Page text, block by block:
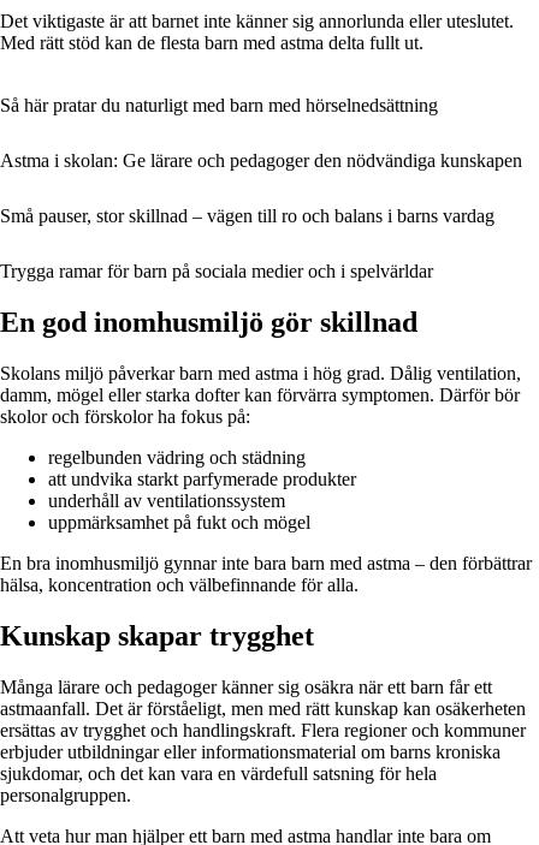
Det viktigaste är att barnet inte känner sig annorlunda eller uteslutet.
Med rätt stöd kan de flesta barn med astma delta fullt ut.
Så här pratar du naturligt med barn med hörselnedsättning
Astma i skolan: Ge lärare och pedagoger den nödvändiga kunskapen
Små pauser, stor skillnad – vägen till ro och balans i barns vardag
Trygga ramar för barn på sociala medier och i spelvärldar
En god inomhusmiljö gör skillnad
Skolans miljö påverkar barn med astma i hög grad. Dålig ventilation,
damm, mögel eller starka dofter kan förvärra symptomen. Därför bör
skolor och förskolor ha fokus på:
regelbunden vädring och städning
att undvika starkt parfymerade produkter
underhåll av ventilationssystem
uppmärksamhet på fukt och mögel
En bra inomhusmiljö gynnar inte bara barn med astma – den förbättrar
hälsa, koncentration och välbefinnande för alla.
Kunskap skapar trygghet
Många lärare och pedagoger känner sig osäkra när ett barn får ett
astmaanfall. Det är förståeligt, men med rätt kunskap kan osäkerheten
ersättas av trygghet och handlingskraft. Flera regioner och kommuner
erbjuder utbildningar eller informationsmaterial om barns kroniska
sjukdomar, och det kan vara en värdefull satsning för hela
personalgruppen.
Att veta hur man hjälper ett barn med astma handlar inte bara om